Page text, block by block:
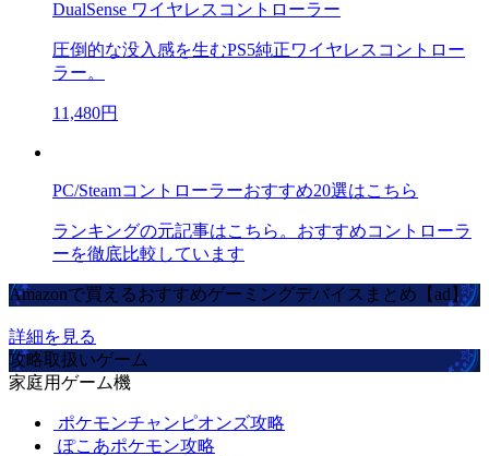
DualSense ワイヤレスコントローラー
圧倒的な没入感を生むPS5純正ワイヤレスコントロー
ラー。
11,480円
PC/Steamコントローラーおすすめ20選はこちら
ランキングの元記事はこちら。おすすめコントローラ
ーを徹底比較しています
Amazonで買えるおすすめゲーミングデバイスまとめ【ad】
詳細を見る
攻略取扱いゲーム
家庭用ゲーム機
ポケモンチャンピオンズ攻略
ぽこあポケモン攻略